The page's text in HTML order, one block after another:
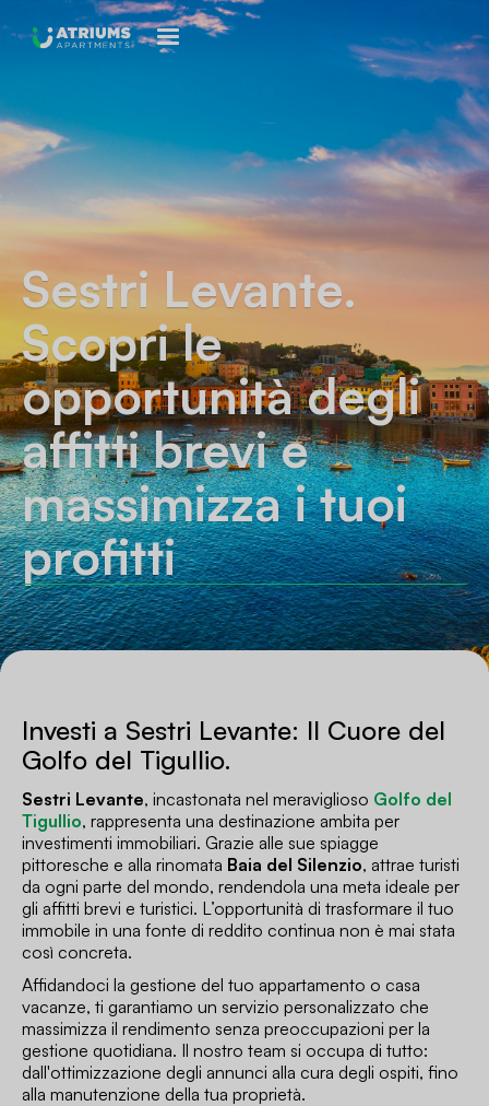
Sestri Levante.
Scopri le
opportunità degli
affitti brevi e
massimizza i tuoi
profitti
Investi a Sestri Levante: Il Cuore del
Golfo del Tigullio.
Sestri Levante, incastonata nel meraviglioso Golfo del
Tigullio, rappresenta una destinazione ambita per
investimenti immobiliari. Grazie alle sue spiagge
pittoresche e alla rinomata Baia del Silenzio, attrae turisti
da ogni parte del mondo, rendendola una meta ideale per
gli affitti brevi e turistici. L’opportunità di trasformare il tuo
immobile in una fonte di reddito continua non è mai stata
così concreta.
Affidandoci la gestione del tuo appartamento o casa
vacanze, ti garantiamo un servizio personalizzato che
massimizza il rendimento senza preoccupazioni per la
gestione quotidiana. Il nostro team si occupa di tutto:
dall'ottimizzazione degli annunci alla cura degli ospiti, fino
alla manutenzione della tua proprietà.